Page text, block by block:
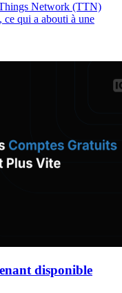
Network (TTN)
qui a abouti à une
disponible